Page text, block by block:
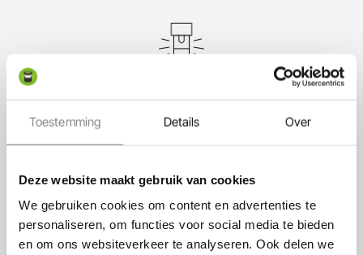
Toestemming Details Over
Deze website maakt gebruik van cookies
We gebruiken cookies om content en advertenties te
personaliseren, om functies voor social media te bieden
en om ons websiteverkeer te analyseren. Ook delen we
Snel thuisbezorgd